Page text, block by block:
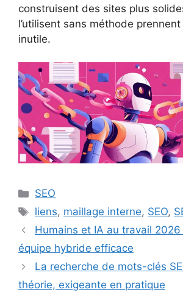
construisent des sites plus
l’utilisent sans méthode
inutile.
Catégories
SEO
Étiquettes
liens, maillage interne, SEO,
Humains et IA au travail
équipe hybride efficace
La recherche de mots-clés
théorie, exigeante en pratique